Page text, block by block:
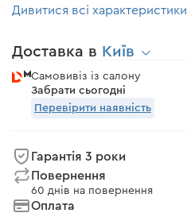
Дивитися всі характеристики
Доставка в Київ
Самовивіз із салону
Забрати сьогодні
Перевірити наявність
Гарантія 3 роки
Повернення
60 днів на повернення
Оплата